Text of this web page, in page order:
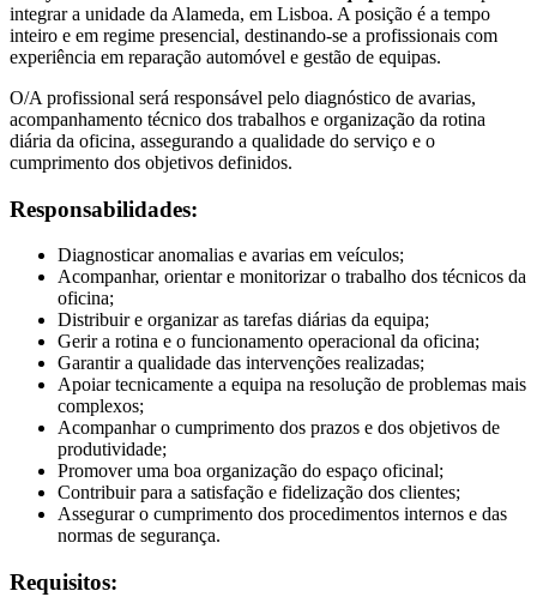
integrar a unidade da Alameda, em Lisboa. A posição é a tempo
inteiro e em regime presencial, destinando-se a profissionais com
experiência em reparação automóvel e gestão de equipas.
O/A profissional será responsável pelo diagnóstico de avarias,
acompanhamento técnico dos trabalhos e organização da rotina
diária da oficina, assegurando a qualidade do serviço e o
cumprimento dos objetivos definidos.
Responsabilidades:
Diagnosticar anomalias e avarias em veículos;
Acompanhar, orientar e monitorizar o trabalho dos técnicos da
oficina;
Distribuir e organizar as tarefas diárias da equipa;
Gerir a rotina e o funcionamento operacional da oficina;
Garantir a qualidade das intervenções realizadas;
Apoiar tecnicamente a equipa na resolução de problemas mais
complexos;
Acompanhar o cumprimento dos prazos e dos objetivos de
produtividade;
Promover uma boa organização do espaço oficinal;
Contribuir para a satisfação e fidelização dos clientes;
Assegurar o cumprimento dos procedimentos internos e das
normas de segurança.
Requisitos: